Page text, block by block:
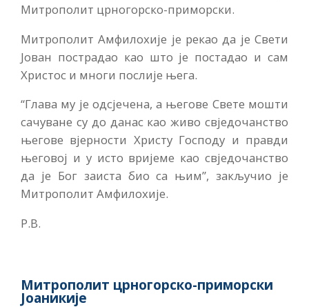
Митрополит црногорско-приморски.
Митрополит Амфилохије је рекао да је Свети
Јован пострадао као што је постадао и сам
Христос и многи послије њега.
“Глава му је одсјечена, а његове Свете мошти
сачуване су до данас као живо свједочанство
његове вјерности Христу Господу и правди
његовој и у исто вријеме као свједочанство
да је Бог заиста био са њим”, закључио је
Митрополит Амфилохије.
Р.В.
Митрополит црногорско-приморски
Јоаникије